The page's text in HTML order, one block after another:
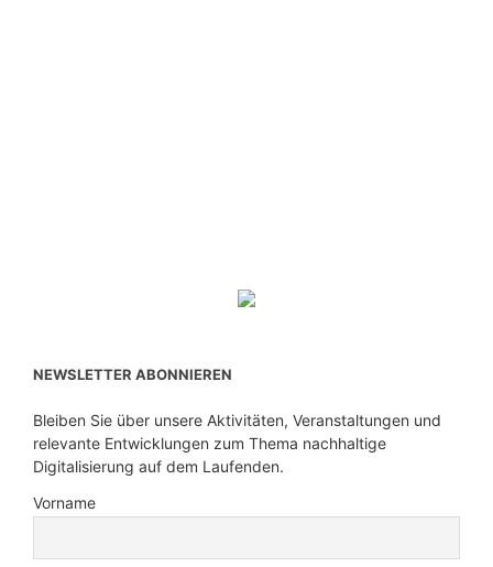
NEWSLETTER ABONNIEREN
Bleiben Sie über unsere Aktivitäten, Veranstaltungen und
relevante Entwicklungen zum Thema nachhaltige
Digitalisierung auf dem Laufenden.
Vorname